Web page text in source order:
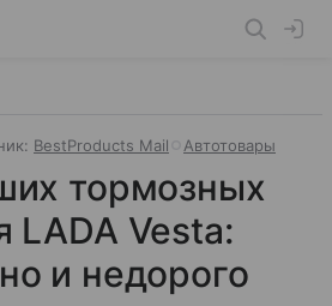
BestProducts Mail Автотовары
тормозных
LADA Vesta:
и недорого